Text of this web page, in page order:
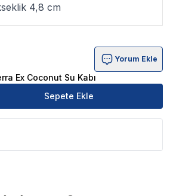
4,8 cm
Su Kabı Ürün Yorumları
Yorum Ekle
Ex Coconut Su Kabı
Sepete Ekle